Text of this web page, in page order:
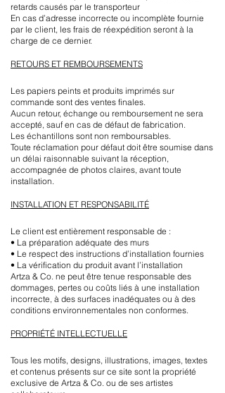
retards causés par le transporteur
En cas d’adresse incorrecte ou incomplète fournie
par le client, les frais de réexpédition seront à la
charge de ce dernier.
RETOURS ET REMBOURSEMENTS
Les papiers peints et produits imprimés sur
commande sont des ventes finales.
Aucun retour, échange ou remboursement ne sera
accepté, sauf en cas de défaut de fabrication.
Les échantillons sont non remboursables.
Toute réclamation pour défaut doit être soumise dans
un délai raisonnable suivant la réception,
accompagnée de photos claires, avant toute
installation.
INSTALLATION ET RESPONSABILITÉ
Le client est entièrement responsable de :
• La préparation adéquate des murs
• Le respect des instructions d’installation fournies
• La vérification du produit avant l’installation
Artza & Co. ne peut être tenue responsable des
dommages, pertes ou coûts liés à une installation
incorrecte, à des surfaces inadéquates ou à des
conditions environnementales non conformes.
PROPRIÉTÉ INTELLECTUELLE
Tous les motifs, designs, illustrations, images, textes
et contenus présents sur ce site sont la propriété
exclusive de Artza & Co. ou de ses artistes